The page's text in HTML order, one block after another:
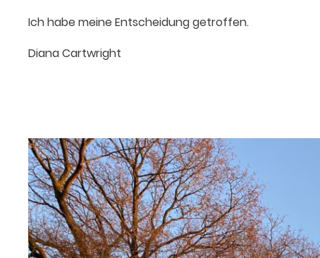
Ich habe meine Entscheidung getroffen.
Diana Cartwright